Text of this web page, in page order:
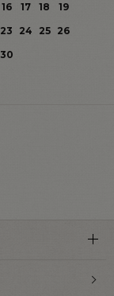
16 17 18
19
23 24 25
26
30